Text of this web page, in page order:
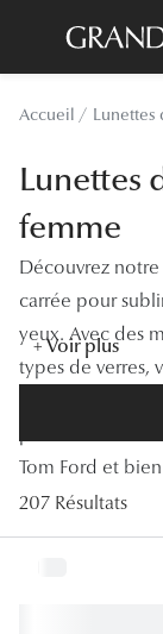
principal
Sélection -30%
Sélection -50%
Lunettes de vue
Sélection -20%
Sélection -30%
Accueil Lunettes
Lunettes
femme
Découvrez
carrée pour
yeux. Avec des
types de verres,
style et vos
Tom Ford et
+ Voir plus
207 Résultats